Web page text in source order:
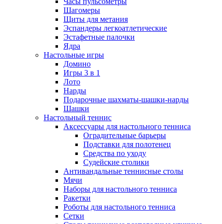
Шагомеры
Щиты для метания
Эспандеры легкоатлетические
Эстафетные палочки
Ядра
Настольные игры
Домино
Игры 3 в 1
Лото
Нарды
Подарочные шахматы-шашки-нарды
Шашки
Настольный теннис
Аксессуары для настольного тенниса
Оградительные барьеры
Подставки для полотенец
Средства по уходу
Судейские столики
Антивандальные теннисные столы
Мячи
Наборы для настольного тенниса
Ракетки
Роботы для настольного тенниса
Сетки